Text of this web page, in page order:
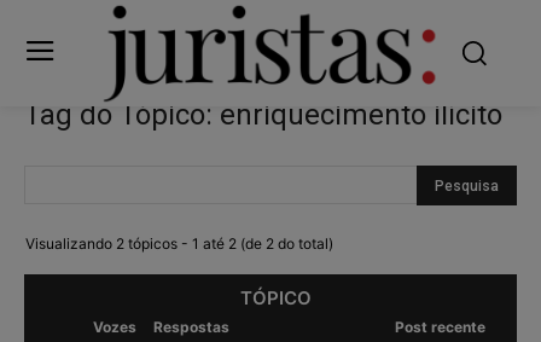
Tag do Tópico: enriquecimento ilícito
Visualizando 2 tópicos - 1 até 2 (de 2 do total)
TÓPICO
Vozes Respostas Post recente